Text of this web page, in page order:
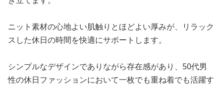
ニット素材の心地よい肌触りとほどよい厚みが、リラック
スした休日の時間を快適にサポートします。
シンプルなデザインでありながら存在感があり、50代男
性の休日ファッションにおいて一枚でも重ね着でも活躍す